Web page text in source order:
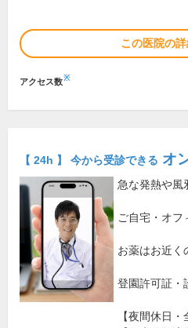
この医院の
アクセス数※
【 24h 】 今から受診できる オ
急な発熱や風
ご自宅・オフ
お薬はお近く
登園許可証・
【夜間休日・